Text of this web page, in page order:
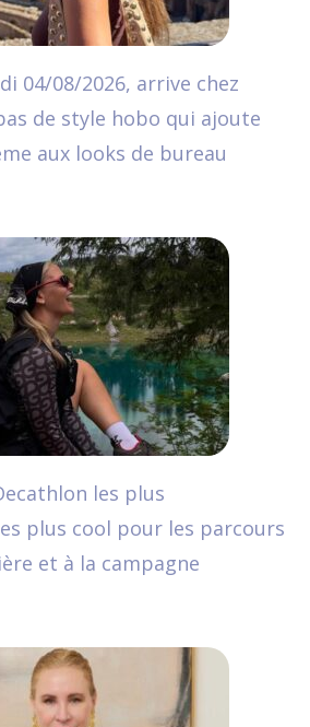
04/08/2026, arrive chez
de style hobo qui ajoute
aux looks de bureau
les plus
plus cool pour les parcours
et à la campagne